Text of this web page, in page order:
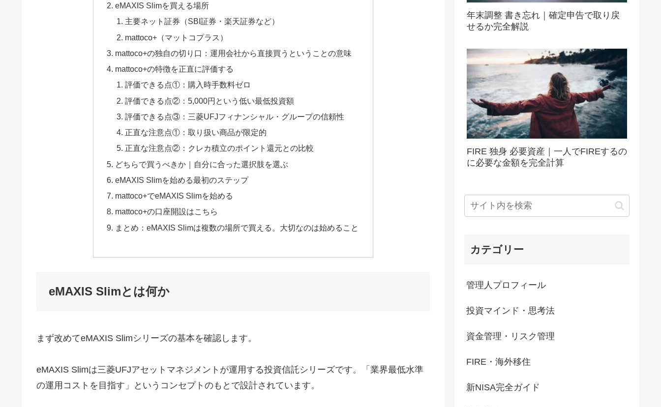
eMAXIS Slimを買える場所
主要ネット証券（SBI証券・楽天証券など）
mattoco+（マットコプラス）
mattoco+の独自の切り口：運用会社から直接買うということの意味
mattoco+の特徴を正直に評価する
評価できる点①：購入時手数料ゼロ
評価できる点②：5,000円という低い最低投資額
評価できる点③：三菱UFJフィナンシャル・グループの信頼性
正直な注意点①：取り扱い商品が限定的
正直な注意点②：クレカ積立のポイント還元との比較
どちらで買うべきか｜自分に合った選択肢を選ぶ
eMAXIS Slimを始める最初のステップ
mattoco+でeMAXIS Slimを始める
mattoco+の口座開設はこちら
まとめ：eMAXIS Slimは複数の場所で買える。大切なのは始めること
eMAXIS Slimとは何か
まず改めてeMAXIS Slimシリーズの基本を確認します。
eMAXIS Slimは三菱UFJアセットマネジメントが運用する投資信託シリーズです。「業界最低水準
の運用コストを目指す」というコンセプトのもとで設計されています。
年末調整 書き忘れ｜確定申告で取り戻
せるか完全解説
FIRE 独身 必要資産｜一人でFIREするの
に必要な金額を完全計算
カテゴリー
管理人プロフィール
投資マインド・思考法
資金管理・リスク管理
FIRE・海外移住
新NISA完全ガイド